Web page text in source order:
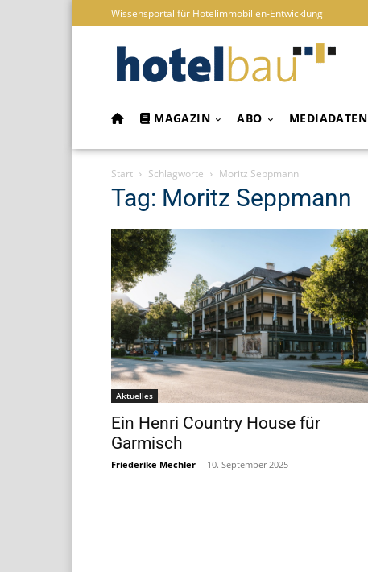
Wissensportal für Hotelimmobilien-Entwicklung
MAGAZIN ABO MEDIADATEN
Start Schlagworte Moritz Seppmann
Tag: Moritz Seppmann
Aktuelles
Ein Henri Country House für
Garmisch
Friederike Mechler - 10. September 2025